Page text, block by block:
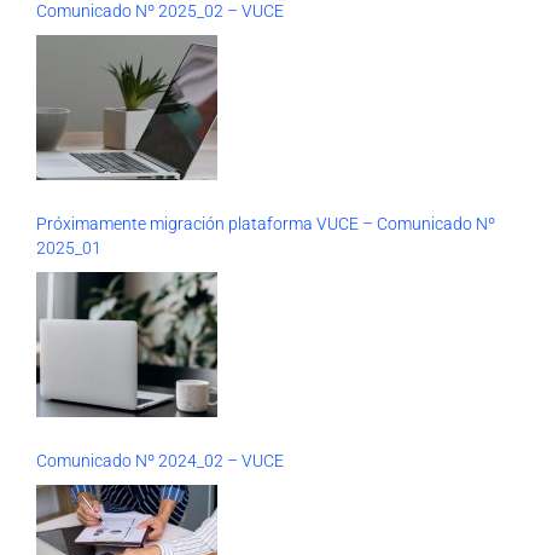
Comunicado Nº 2025_02 – VUCE
Próximamente migración plataforma VUCE – Comunicado Nº
2025_01
Comunicado Nº 2024_02 – VUCE